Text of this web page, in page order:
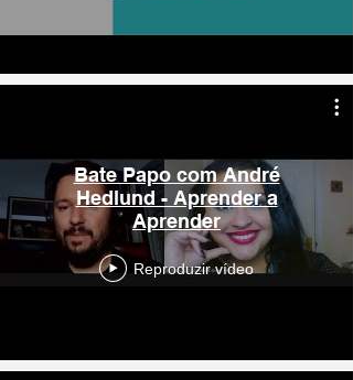
Bate Papo com André
Hedlund - Aprender a
Aprender
Reproduzir vídeo